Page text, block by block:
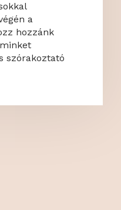
a
hozzánk
szórakoztató